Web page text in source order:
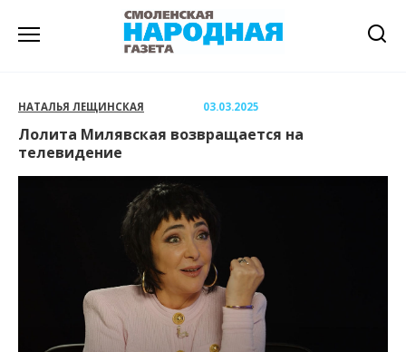
НАТАЛЬЯ ЛЕЩИНСКАЯ 03.03.2025
Лолита Милявская возвращается на
телевидение